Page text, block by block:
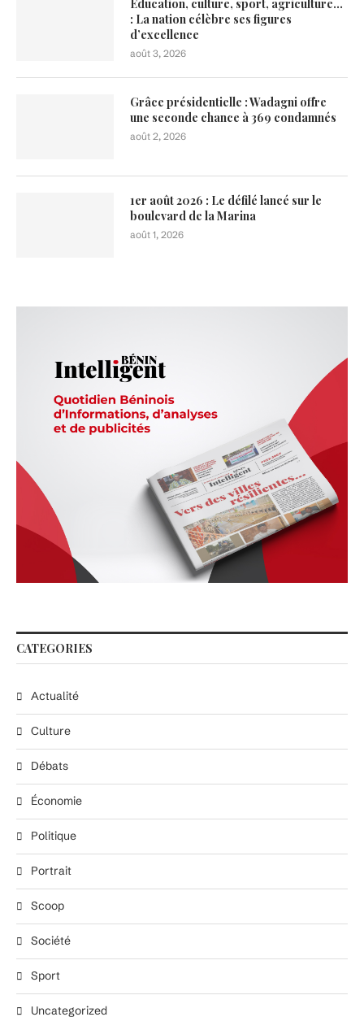
Éducation, culture, sport, agriculture…
: La nation célèbre ses figures
d’excellence
août 3, 2026
Grâce présidentielle : Wadagni offre
une seconde chance à 369 condamnés
août 2, 2026
1er août 2026 : Le défilé lancé sur le
boulevard de la Marina
août 1, 2026
CATEGORIES
Actualité
Culture
Débats
Économie
Politique
Portrait
Scoop
Société
Sport
Uncategorized